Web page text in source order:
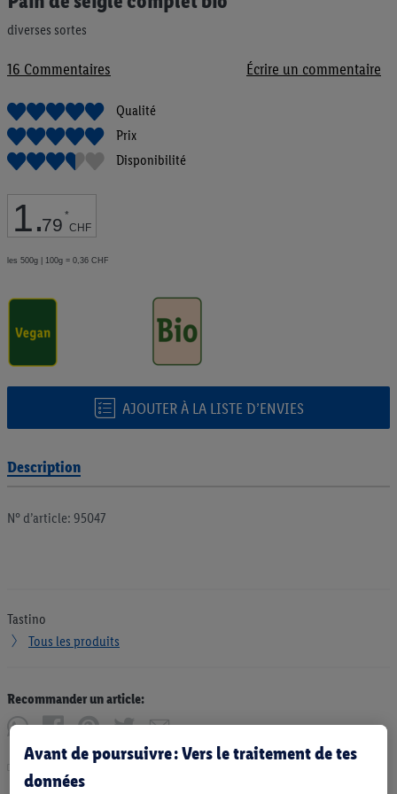
diverses sortes
16 Commentaires Écrire un commentaire
Qualité
Prix
Disponibilité
1.79 *
CHF
les 500g | 100g = 0,36 CHF
AJOUTER À LA LISTE D’ENVIES
au
début
la
Galerie
Description
N° d’article: 95047
Tastino
Tous les produits
Recommander un article:
Imprimer
Avant de poursuivre : Vers le traitement de tes
données